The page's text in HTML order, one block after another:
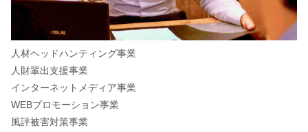
人材ヘッドハンティング事業
人財輩出支援事業
インターネットメディア事業
WEBプロモーション事業
風評被害対策事業